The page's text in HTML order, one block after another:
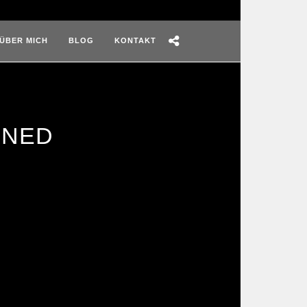
ÜBER MICH BLOG KONTAKT